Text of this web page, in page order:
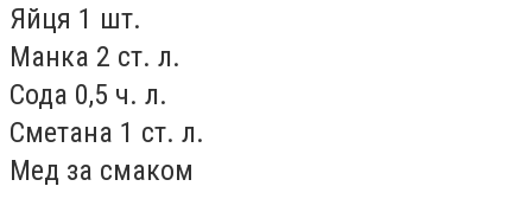
Яйця 1 шт.
Манка 2 ст. л.
Сода 0,5 ч. л.
Сметана 1 ст. л.
Мед за смаком